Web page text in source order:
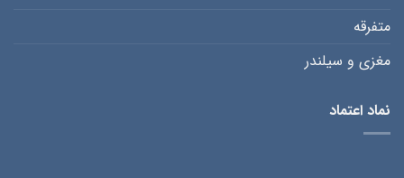
متفرقه
مغزی و سیلندر
نماد اعتماد